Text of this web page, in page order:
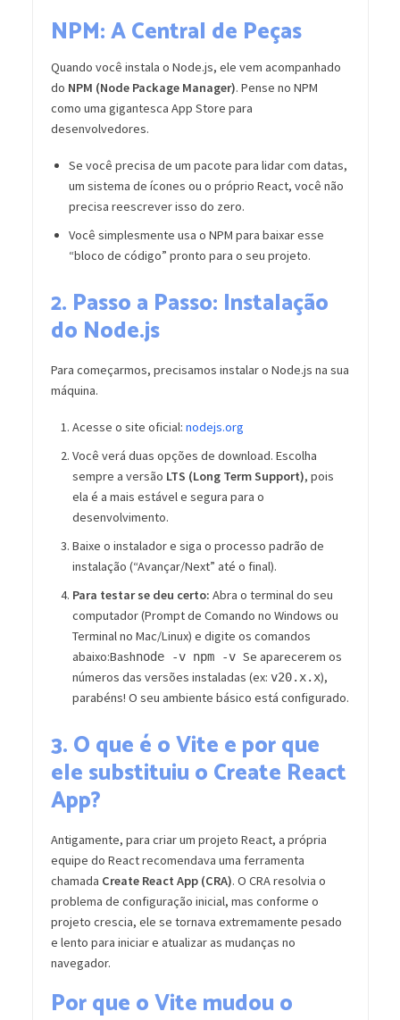
NPM: A Central de Peças
Quando você instala o Node.js, ele vem acompanhado
do NPM (Node Package Manager). Pense no NPM
como uma gigantesca App Store para
desenvolvedores.
Se você precisa de um pacote para lidar com datas,
um sistema de ícones ou o próprio React, você não
precisa reescrever isso do zero.
Você simplesmente usa o NPM para baixar esse
“bloco de código” pronto para o seu projeto.
2. Passo a Passo: Instalação
do Node.js
Para começarmos, precisamos instalar o Node.js na sua
máquina.
Acesse o site oficial: nodejs.org
Você verá duas opções de download. Escolha
sempre a versão LTS (Long Term Support), pois
ela é a mais estável e segura para o
desenvolvimento.
Baixe o instalador e siga o processo padrão de
instalação (“Avançar/Next” até o final).
Para testar se deu certo: Abra o terminal do seu
computador (Prompt de Comando no Windows ou
Terminal no Mac/Linux) e digite os comandos
abaixo:Bashnode -v npm -v Se aparecerem os
números das versões instaladas (ex: v20.x.x),
parabéns! O seu ambiente básico está configurado.
3. O que é o Vite e por que
ele substituiu o Create React
App?
Antigamente, para criar um projeto React, a própria
equipe do React recomendava uma ferramenta
chamada Create React App (CRA). O CRA resolvia o
problema de configuração inicial, mas conforme o
projeto crescia, ele se tornava extremamente pesado
e lento para iniciar e atualizar as mudanças no
navegador.
Por que o Vite mudou o